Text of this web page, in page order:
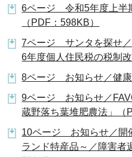
6ページ 令和5年度上半
（PDF：598KB）
7ページ サンタを探せ
6年度個人住民税の税制
8ページ お知らせ／健康
9ページ お知らせ／
蔵野落ち葉堆肥農法」（
10ページ お知らせ／開
ランド特産品～／障害者